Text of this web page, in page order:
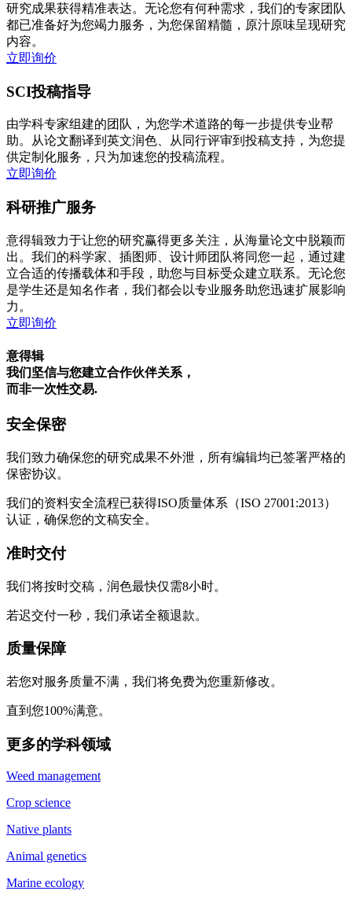
研究成果获得精准表达。无论您有何种需求，我们的专家团队
都已准备好为您竭力服务，为您保留精髓，原汁原味呈现研究
内容。
立即询价
SCI投稿指导
由学科专家组建的团队，为您学术道路的每一步提供专业帮
助。从论文翻译到英文润色、从同行评审到投稿支持，为您提
供定制化服务，只为加速您的投稿流程。
立即询价
科研推广服务
意得辑致力于让您的研究赢得更多关注，从海量论文中脱颖而
出。我们的科学家、插图师、设计师团队将同您一起，通过建
立合适的传播载体和手段，助您与目标受众建立联系。无论您
是学生还是知名作者，我们都会以专业服务助您迅速扩展影响
力。
立即询价
意得辑
我们坚信与您建立合作伙伴关系，
而非一次性交易.
安全保密
我们致力确保您的研究成果不外泄，所有编辑均已签署严格的
保密协议。
我们的资料安全流程已获得ISO质量体系（ISO 27001:2013）
认证，确保您的文稿安全。
准时交付
我们将按时交稿，润色最快仅需8小时。
若迟交付一秒，我们承诺全额退款。
质量保障
若您对服务质量不满，我们将免费为您重新修改。
直到您100%满意。
更多的学科领域
Weed management
Crop science
Native plants
Animal genetics
Marine ecology